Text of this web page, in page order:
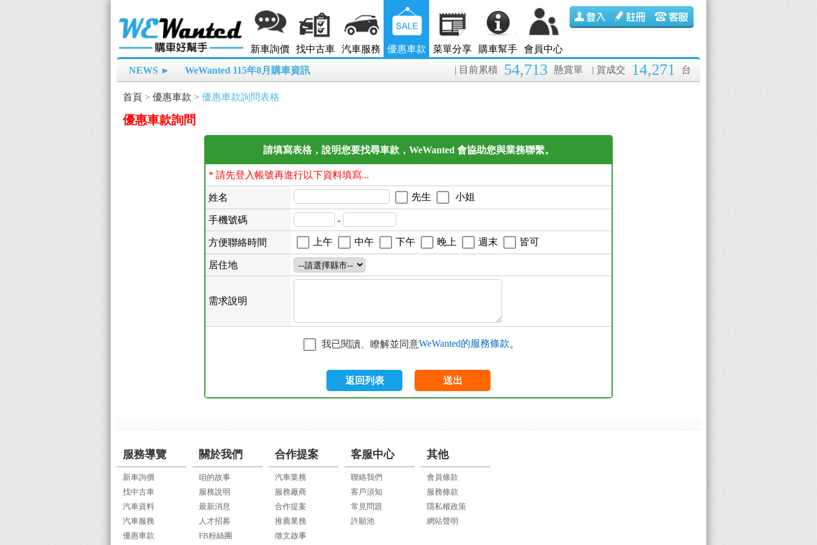
新車詢價 找中古車 汽車服務 優惠車款 菜單分享 購車幫手 會員中心
NEWS ► WeWanted 115年8月購車資訊 | 賀成交 14,271 台
| 目前累積 54,713 懸賞單
首頁 > 優惠車款 > 優惠車款詢問表格
優惠車款詢問
請填寫表格，說明您要找尋車款，WeWanted 會協助您與業務聯繫。
* 請先登入帳號再進行以下資料填寫...
姓名 先生 小姐
手機號碼 -
方便聯絡時間 上午 中午 下午 晚上 週末 皆可
居住地
需求說明
我已閱讀、瞭解並同意WeWanted的服務條款。
返回列表 送出
服務導覽
新車詢價
找中古車
汽車資料
汽車服務
優惠車款
關於我們
咱的故事
服務說明
最新消息
人才招募
FB粉絲團
合作提案
汽車業務
服務廠商
合作提案
推薦業務
徵文啟事
客服中心
聯絡我們
客戶須知
常見問題
許願池
其他
會員條款
服務條款
隱私權政策
網站聲明